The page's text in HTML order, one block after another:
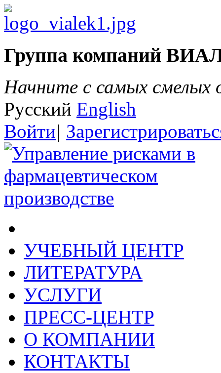
Группа компаний
Начните с самых
Русский English
Войти|
УЧЕБНЫЙ ЦЕНТР
ЛИТЕРАТУРА
УСЛУГИ
ПРЕСС-ЦЕНТР
О КОМПАНИИ
КОНТАКТЫ